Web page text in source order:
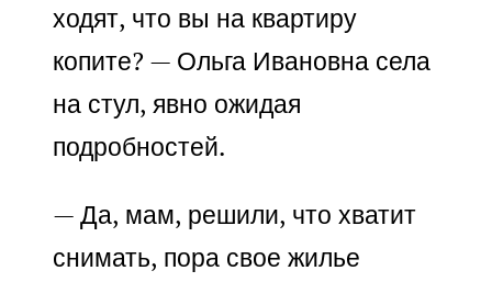
ходят, что вы на квартиру
копите? — Ольга Ивановна села
на стул, явно ожидая
подробностей.
— Да, мам, решили, что хватит
снимать, пора свое жилье